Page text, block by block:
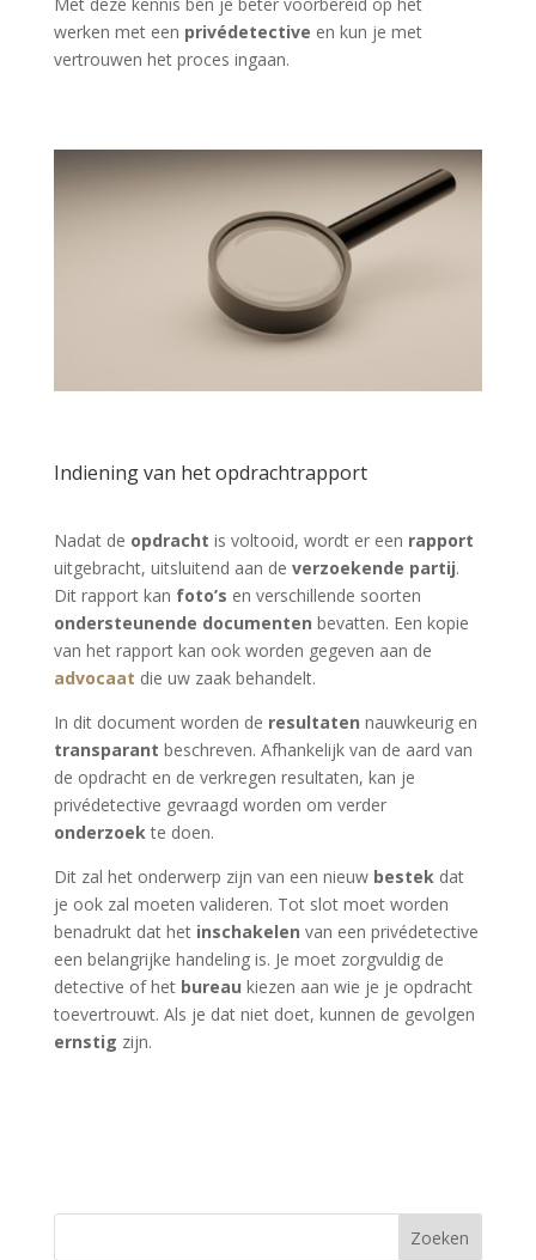
Met deze kennis ben je beter voorbereid op het
werken met een privédetective en kun je met
vertrouwen het proces ingaan.
Indiening van het opdrachtrapport
Nadat de opdracht is voltooid, wordt er een rapport
uitgebracht, uitsluitend aan de verzoekende partij.
Dit rapport kan foto’s en verschillende soorten
ondersteunende documenten bevatten. Een kopie
van het rapport kan ook worden gegeven aan de
advocaat die uw zaak behandelt.
In dit document worden de resultaten nauwkeurig en
transparant beschreven. Afhankelijk van de aard van
de opdracht en de verkregen resultaten, kan je
privédetective gevraagd worden om verder
onderzoekte doen.
Dit zal het onderwerp zijn van een nieuw bestekdat
je ook zal moeten valideren. Tot slot moet worden
benadrukt dat het inschakelen van een privédetective
een belangrijke handeling is. Je moet zorgvuldig de
detective of het bureau kiezen aan wie je je opdracht
toevertrouwt. Als je dat niet doet, kunnen de gevolgen
ernstig zijn.